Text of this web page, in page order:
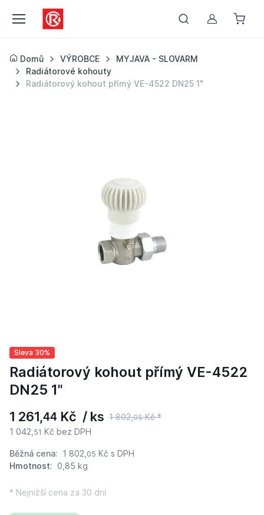
Můj účet
Domů VÝROBCE
MYJAVA - SLOVARM
Radiátorové kohouty
Radiátorový kohout přímý VE-4522 DN25 1"
Sleva 30%
Radiátorový kohout přímý VE-4522
DN25 1"
1 261,44 Kč / ks 1 802,05Kč *
1 042, 51 Kč bez DPH
Běžná cena: 1 802, 05 Kč s DPH
Hmotnost: 0,85 kg
* Nejnižší cena za 30 dní